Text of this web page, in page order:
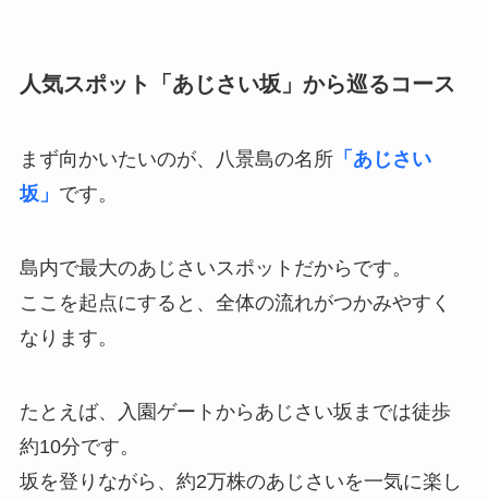
人気スポット「あじさい坂」から巡るコース
まず向かいたいのが、八景島の名所「あじさい
坂」 です。
島内で最大のあじさいスポットだからです。
ここを起点にすると、全体の流れがつかみやすく
なります。
たとえば、入園ゲートからあじさい坂までは徒歩
約10分です。
坂を登りながら、約2万株のあじさいを一気に楽し